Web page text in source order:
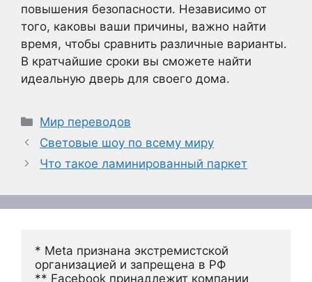
повышения безопасности. Независимо от
того, каковы ваши причины, важно найти
время, чтобы сравнить различные варианты.
В кратчайшие сроки вы сможете найти
идеальную дверь для своего дома.
Рубрики
Мир переводов
Световые шоу по всему миру
Что такое ламинированный паркет
* Meta признана экстремистской
организацией и запрещена в РФ
** Facebook принадлежит компании